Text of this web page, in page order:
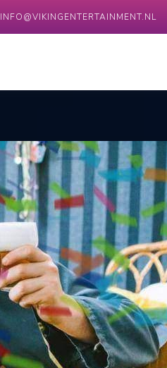
INFO@VIKINGENTERTAINMENT.NL